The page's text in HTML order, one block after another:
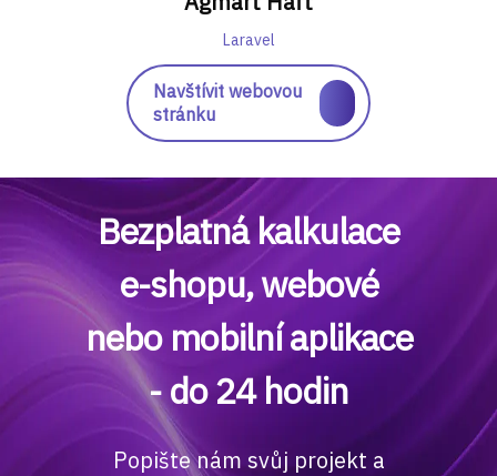
Laravel
Navštívit webovou
stránku
Bezplatná kalkulace
e-shopu, webové
nebo mobilní aplikace
- do 24 hodin
Popište nám svůj projekt a